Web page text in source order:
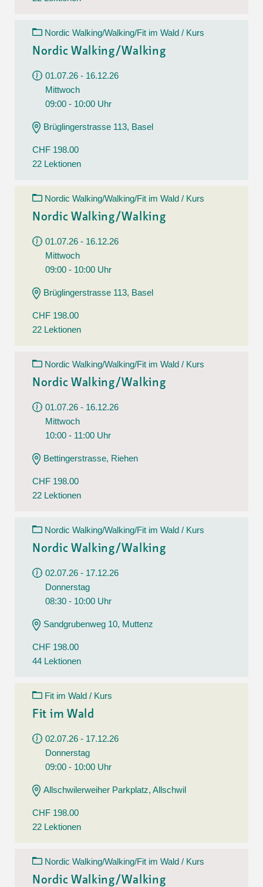
Nordic Walking/Walking/Fit im Wald / Kurs
Nordic Walking/Walking
01.07.26 - 16.12.26
Mittwoch
09:00 - 10:00 Uhr
Brüglingerstrasse 113, Basel
CHF 198.00
22 Lektionen
Nordic Walking/Walking/Fit im Wald / Kurs
Nordic Walking/Walking
01.07.26 - 16.12.26
Mittwoch
09:00 - 10:00 Uhr
Brüglingerstrasse 113, Basel
CHF 198.00
22 Lektionen
Nordic Walking/Walking/Fit im Wald / Kurs
Nordic Walking/Walking
01.07.26 - 16.12.26
Mittwoch
10:00 - 11:00 Uhr
Bettingerstrasse, Riehen
CHF 198.00
22 Lektionen
Nordic Walking/Walking/Fit im Wald / Kurs
Nordic Walking/Walking
02.07.26 - 17.12.26
Donnerstag
08:30 - 10:00 Uhr
Sandgrubenweg 10, Muttenz
CHF 198.00
44 Lektionen
Fit im Wald / Kurs
Fit im Wald
02.07.26 - 17.12.26
Donnerstag
09:00 - 10:00 Uhr
Allschwilerweiher Parkplatz, Allschwil
CHF 198.00
22 Lektionen
Nordic Walking/Walking/Fit im Wald / Kurs
Nordic Walking/Walking